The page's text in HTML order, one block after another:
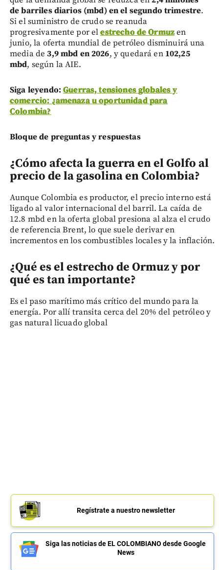
de barriles diarios (mbd) en el segundo trimestre.
Si el suministro de crudo se reanuda
progresivamente por elestrecho de Ormuzen
junio, la oferta mundial de petróleo disminuirá una
media de3,9 mbd en 2026, y quedará en 102,25
mbd, según la AIE.
Siga leyendo:Guerras, tensiones globales y
comercio: ¿amenaza u oportunidad para
Colombia?
Bloque de preguntas y respuestas
¿Cómo afecta la guerra en el Golfo al
precio de la gasolina en Colombia?
Aunque Colombia es productor, el precio interno está
ligado al valor internacional del barril. La caída de
12.8 mbd en la oferta global presiona al alza el crudo
de referencia Brent, lo que suele derivar en
incrementos en los combustibles locales y la inflación.
¿Qué es el estrecho de Ormuz y por
qué es tan importante?
Es el paso marítimo más crítico del mundo para la
energía. Por allí transita cerca del 20% del petróleo y
gas natural licuado global
Regístrate a nuestro newsletter
Siga las noticias de EL COLOMBIANO desde Google
News